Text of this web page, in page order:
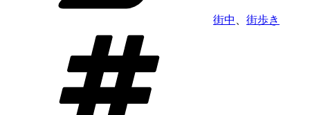
街中
街歩き